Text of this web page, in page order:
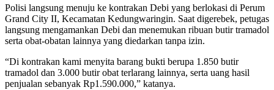
Polisi langsung menuju ke kontrakan Debi yang berlokasi di Perum
Grand City II, Kecamatan Kedungwaringin. Saat digerebek, petugas
langsung mengamankan Debi dan menemukan ribuan butir tramadol
serta obat-obatan lainnya yang diedarkan tanpa izin.
“Di kontrakan kami menyita barang bukti berupa 1.850 butir
tramadol dan 3.000 butir obat terlarang lainnya, serta uang hasil
penjualan sebanyak Rp1.590.000,” katanya.